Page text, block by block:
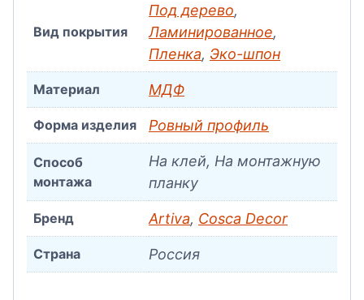
Вид покрытия
Под дерево,
Ламинированное,
Пленка, Эко-шпон
Материал МДФ
Форма изделия Ровный профиль
Способ
монтажа
На клей, На монтажную
планку
Бренд Artiva, Cosca Decor
Страна Россия